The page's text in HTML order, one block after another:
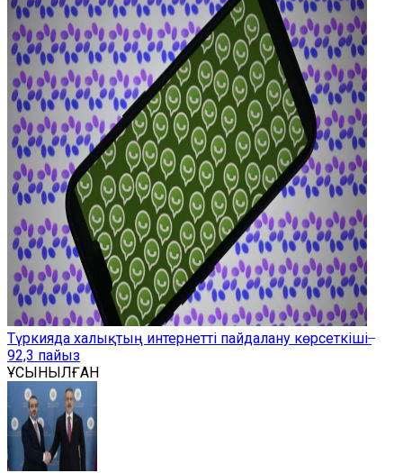
Түркияда халықтың интернетті пайдалану көрсеткіші ̶
92,3 пайыз
ҰСЫНЫЛҒАН